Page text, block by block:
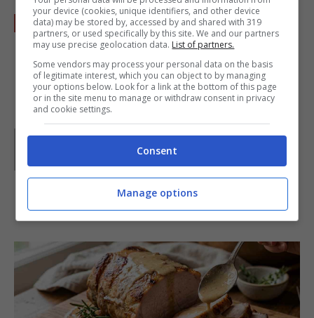
Basta solo un po’ di fantasia per questi
mostruosi muffin che renderanno felici i
vostri bimbi e i loro amici.
Parole diRedazione Buttalapasta
IN PRIMO PIANO
your device (cookies, unique identifiers, and other device
data) may be stored by, accessed by and shared with 319
partners, or used specifically by this site. We and our partners
may use precise geolocation data. List of partners.
Some vendors may process your personal data on the basis
of legitimate interest, which you can object to by managing
your options below. Look for a link at the bottom of this page
or in the site menu to manage or withdraw consent in privacy
and cookie settings.
Consent
Manage options